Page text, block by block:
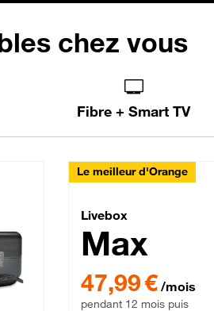
chez vous
Fibre + Smart TV
Engagement 12 mois
Le meilleur d'Orange
Livebox
Livebox
Max
47,99 € par mois
47,99 € /mois
pendant 12 mois puis